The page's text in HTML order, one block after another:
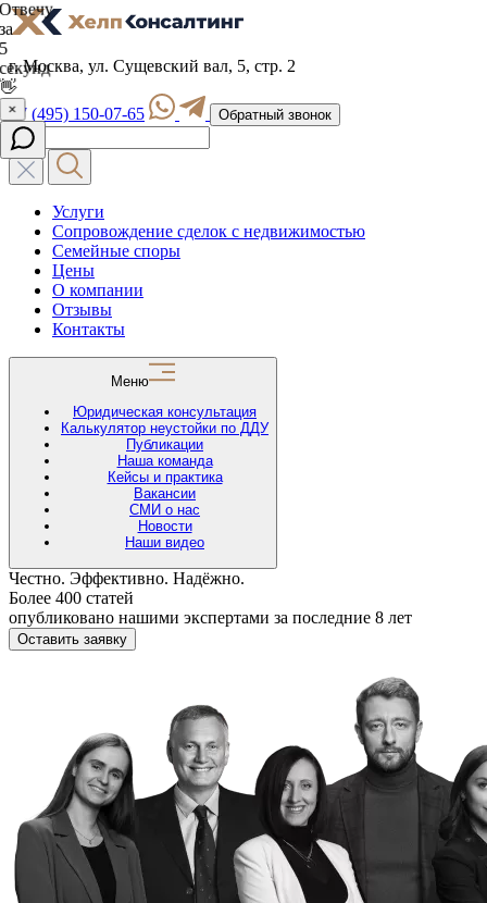
г. Москва, ул. Сущевский вал, 5, стр. 2
+7 (495) 150-07-65 Обратный звонок
Услуги
Сопровождение сделок с недвижимостью
Семейные споры
Цены
О компании
Отзывы
Контакты
Меню
Юридическая консультация
Калькулятор неустойки по ДДУ
Публикации
Наша команда
Кейсы и практика
Вакансии
СМИ о нас
Новости
Наши видео
Честно. Эффективно. Надёжно.
Более 400 статей
опубликовано нашими экспертами за последние 8 лет
Оставить заявку